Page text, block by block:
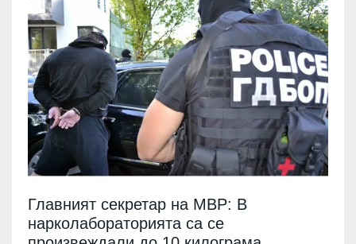
Главният секретар на МВР: В
нарколабораторията са се